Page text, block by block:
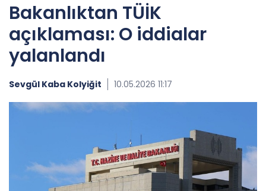
Bakanlıktan TÜİK
açıklaması: O iddialar
yalanlandı
Sevgül Kaba Kolyiğit 10.05.2026 11:17